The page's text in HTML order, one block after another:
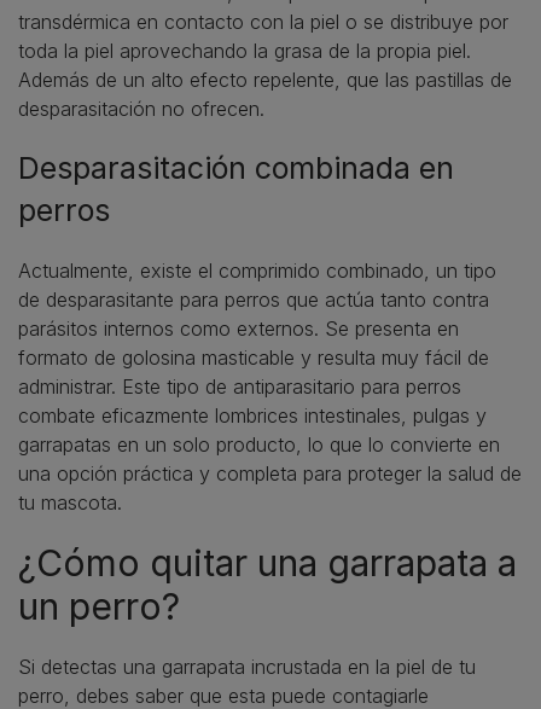
transdérmica en contacto con la piel o se distribuye por
toda la piel aprovechando la grasa de la propia piel.
Además de un alto efecto repelente, que las pastillas de
desparasitación no ofrecen.
Desparasitación combinada en
perros
Actualmente, existe el comprimido combinado, un tipo
de desparasitante para perros que actúa tanto contra
parásitos internos como externos. Se presenta en
formato de golosina masticable y resulta muy fácil de
administrar. Este tipo de antiparasitario para perros
combate eficazmente lombrices intestinales, pulgas y
garrapatas en un solo producto, lo que lo convierte en
una opción práctica y completa para proteger la salud de
tu mascota.
¿Cómo quitar una garrapata a
un perro?
Si detectas una garrapata incrustada en la piel de tu
perro, debes saber que esta puede contagiarle